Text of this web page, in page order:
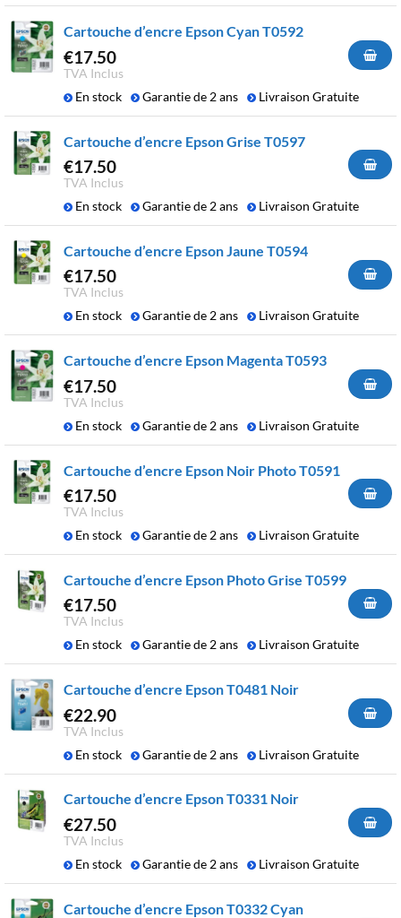
Cartouche d’encre Epson Cyan T0592
€17.50
TVA Inclus
En stock
Garantie de 2 ans Livraison Gratuite
Cartouche d’encre Epson Grise T0597
€17.50
TVA Inclus
En stock
Garantie de 2 ans Livraison Gratuite
Cartouche d’encre Epson Jaune T0594
€17.50
TVA Inclus
En stock
Garantie de 2 ans Livraison Gratuite
Cartouche d’encre Epson Magenta T0593
€17.50
TVA Inclus
En stock
Garantie de 2 ans Livraison Gratuite
Cartouche d’encre Epson Noir Photo T0591
€17.50
TVA Inclus
En stock
Garantie de 2 ans Livraison Gratuite
Cartouche d’encre Epson Photo Grise T0599
€17.50
TVA Inclus
En stock
Garantie de 2 ans Livraison Gratuite
Cartouche d’encre Epson T0481 Noir
€22.90
TVA Inclus
En stock
Garantie de 2 ans Livraison Gratuite
Cartouche d’encre Epson T0331 Noir
€27.50
TVA Inclus
En stock
Garantie de 2 ans Livraison Gratuite
Cartouche d’encre Epson T0332 Cyan